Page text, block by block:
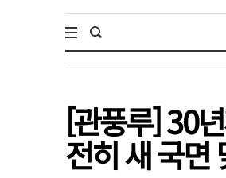
[관풍루] 30
전히 새 국면